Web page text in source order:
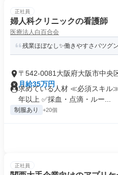
正社員
婦人科クリニックの看護師
医療法人白百合会
残業ほぼなし✨働きやすさバツグ
〒542-0081大阪府大阪市中央
月給35万円
求めている人材 ≪必須スキル
年以上 ✅採血・点滴・ルー...
制服あり +20個
正社員